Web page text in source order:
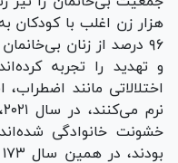
هزار زن اغلب با کودکان
۹۶ درصد از زنان